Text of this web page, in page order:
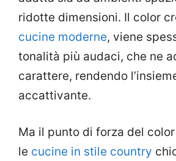
ridotte dimensioni. Il color
cucine moderne, viene
tonalità più audaci, che ne
carattere, rendendo
accattivante.
Ma il punto di forza del
le cucine in stile country